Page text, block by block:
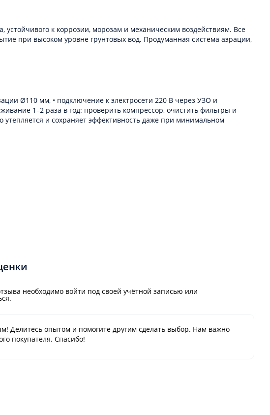
к коррозии, морозам и механическим воздействиям. Все
при высоком уровне грунтовых вод. Продуманная система аэрации,
Ø110 мм, • подключение к электросети 220 В через УЗО и
1–2 раза в год: проверить компрессор, очистить фильтры и
утепляется и сохраняет эффективность даже при минимальном
необходимо войти под своей учётной записью или
Делитесь опытом и помогите другим сделать выбор. Нам важно
покупателя. Спасибо!